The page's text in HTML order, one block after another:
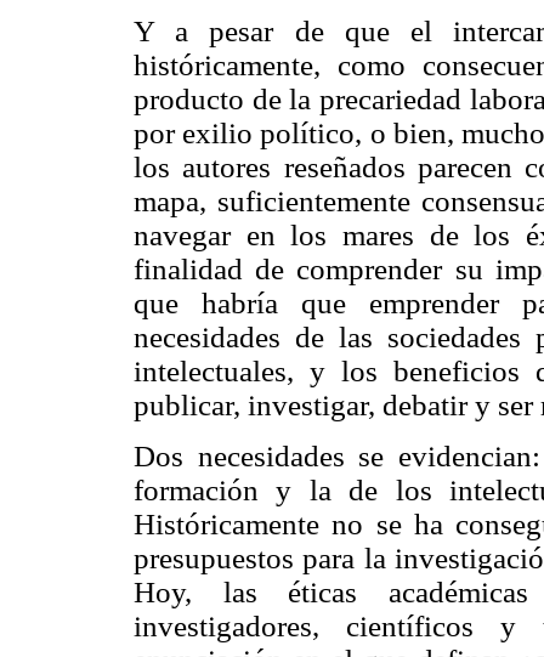
Y a pesar de que el
históricamente, como
producto de la precariedad
por exilio político, o bien,
los autores reseñados parecen
mapa, suficientemente
navegar en los mares de los
finalidad de comprender su
que habría que emprender
necesidades de las
intelectuales, y los beneficios
publicar, investigar, debatir y
Dos necesidades se
formación y la de los
Históricamente no se ha
presupuestos para la
Hoy, las éticas
investigadores, científicos